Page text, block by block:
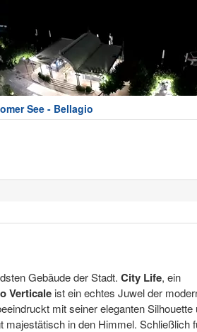
See - Bellagio
Gebäude der Stadt. City Life, ein
Verticale ist ein echtes Juwel der
mit seiner eleganten Silhouette
in den Himmel. Schließlich